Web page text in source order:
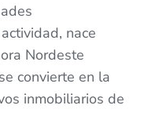
nace
Nordeste
convierte en la
inmobiliarios de